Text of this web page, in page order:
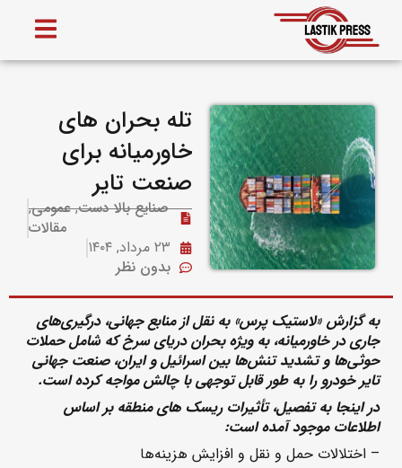
تله بحران های
خاورمیانه برای
صنعت تایر
صنایع بالا دست,عمومی,
مقالات
۲۳ مرداد, ۱۴۰۴
بدون نظر
به گزارش «لاستیک پرس» به نقل از منابع جهانی، درگیری‌های
جاری در خاورمیانه، به ویژه بحران دریای سرخ که شامل حملات
حوثی‌ها و تشدید تنش‌ها بین اسرائیل و ایران، صنعت جهانی
تایر خودرو را به طور قابل توجهی با چالش مواجه کرده است.
در اینجا به تفصیل، تأثیرات ریسک های منطقه بر اساس
اطلاعات موجود آمده است:
– اختلالات حمل و نقل و افزایش هزینه‌ها